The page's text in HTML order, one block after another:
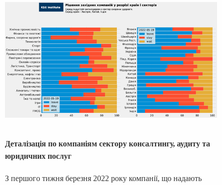
Деталізація по компаніям сектору консалтингу, аудиту та
юридичних послуг
З першого тижня березня 2022 року компанії, що надають